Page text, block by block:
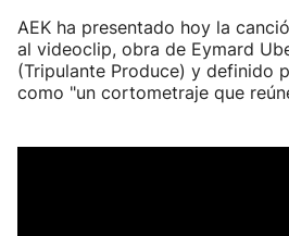
AEK ha presentado hoy la
al videoclip, obra de Eymard
(Tripulante Produce) y definido
como "un cortometraje que